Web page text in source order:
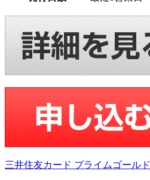
三井住友カード プライムゴールド